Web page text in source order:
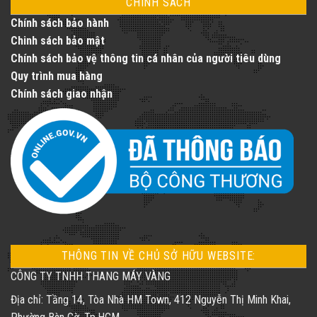
Chính sách bảo hành
Chinh sách bảo mật
Chính sách bảo vệ thông tin cá nhân của người tiêu dùng
Quy trình mua hàng
Chính sách giao nhận
THÔNG TIN VỀ CHỦ SỞ HỮU WEBSITE:
CÔNG TY TNHH THANG MÁY VÀNG
Địa chỉ: Tầng 14, Tòa Nhà HM Town, 412 Nguyễn Thị Minh Khai,